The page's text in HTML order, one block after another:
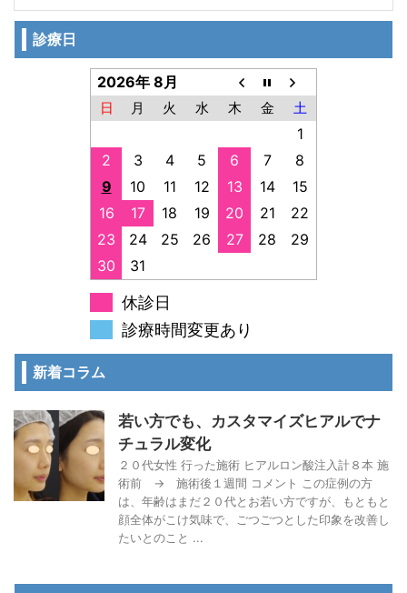
診療日
2026年 8月
日 月 火 水 木 金 土
1
2
3 4 5 6 7
8
9
10 11 12 13 14
15
16
17 18 19 20 21
22
23
24 25 26 27 28
29
30
31
休診日
診療時間変更あり
新着コラム
若い方でも、カスタマイズヒアルでナ
チュラル変化
２０代女性 行った施術 ヒアルロン酸注入計８本 施
術前 → 施術後１週間 コメント この症例の方
は、年齢はまだ２０代とお若い方ですが、もともと
顔全体がこけ気味で、ごつごつとした印象を改善し
たいとのこと ...